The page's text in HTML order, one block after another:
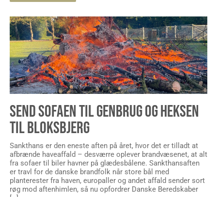
SEND SOFAEN TIL GENBRUG OG HEKSEN
TIL BLOKSBJERG
Sankthans er den eneste aften på året, hvor det er tilladt at
afbrænde haveaffald – desværre oplever brandvæsenet, at alt
fra sofaer til biler havner på glædesbålene. Sankthansaften
er travl for de danske brandfolk når store bål med
planterester fra haven, europaller og andet affald sender sort
røg mod aftenhimlen, så nu opfordrer Danske Beredskaber